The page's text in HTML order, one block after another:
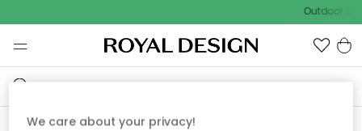
Outdoor
We care about your privacy!